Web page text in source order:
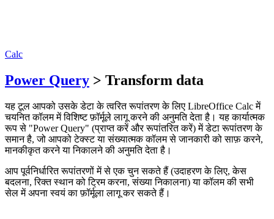
Calc
Power Query > Transform data
यह टूल आपको उसके डेटा के त्वरित रूपांतरण के लिए LibreOffice Calc में
चयनित कॉलम में विशिष्ट फ़ॉर्मूले लागू करने की अनुमति देता है। यह कार्यात्मक
रूप से "Power Query" (प्राप्त करें और रूपांतरित करें) में डेटा रूपांतरण के
समान है, जो आपको टेक्स्ट या संख्यात्मक कॉलम से जानकारी को साफ़ करने,
मानकीकृत करने या निकालने की अनुमति देता है।
आप पूर्वनिर्धारित रूपांतरणों में से एक चुन सकते हैं (उदाहरण के लिए, केस
बदलना, रिक्त स्थान को ट्रिम करना, संख्या निकालना) या कॉलम की सभी
सेल में अपना स्वयं का फ़ॉर्मूला लागू कर सकते हैं।